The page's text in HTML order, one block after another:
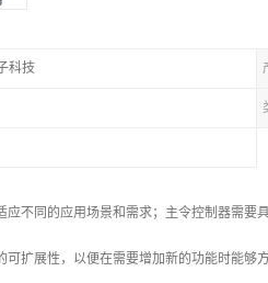
科技
应不同的应用场景和需求；主令控制器需
扩展性，以便在需要增加新的功能时能够